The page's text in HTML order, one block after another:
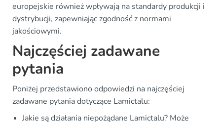
europejskie również wpływają na standardy produkcji i
dystrybucji, zapewniając zgodność z normami
jakościowymi.
Najczęściej zadawane
pytania
Poniżej przedstawiono odpowiedzi na najczęściej
zadawane pytania dotyczące Lamictalu:
Jakie są działania niepożądane Lamictalu? Może